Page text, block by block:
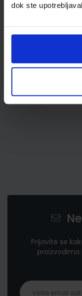
dok ste
Prijavite se